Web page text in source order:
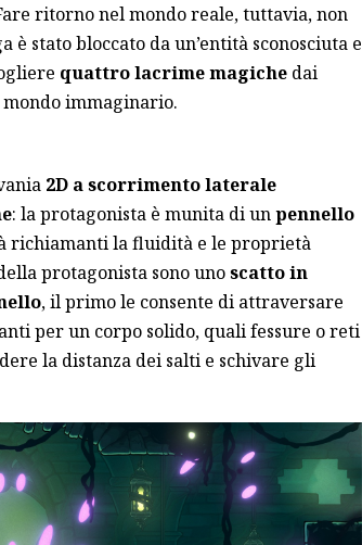
ritorno nel mondo reale, tuttavia, non
è stato bloccato da un’entità sconosciuta e
quattro lacrime magichedai
immaginario.
2D a scorrimento laterale
: la protagonista è munita di unpennello
richiamanti la fluidità e le proprietà
protagonista sono unoscatto in
, il primo le consente di attraversare
per un corpo solido, quali fessure o reti
la distanza dei salti e schivare gli